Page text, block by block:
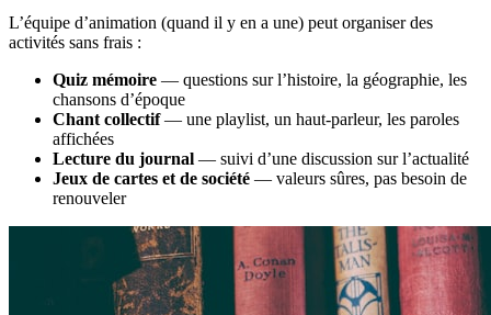
L’équipe d’animation (quand il y en a une) peut organiser des
activités sans frais :
Quiz mémoire — questions sur l’histoire, la géographie, les
chansons d’époque
Chant collectif— une playlist, un haut-parleur, les paroles
affichées
Lecture du journal — suivi d’une discussion sur l’actualité
Jeux de cartes et de société — valeurs sûres, pas besoin de
renouveler